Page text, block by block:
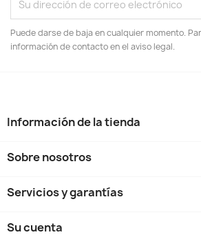
Puede darse de baja en cualquier momento.
información de contacto en el aviso legal.
Información de la tienda
Sobre nosotros
Servicios y garantías
Su cuenta